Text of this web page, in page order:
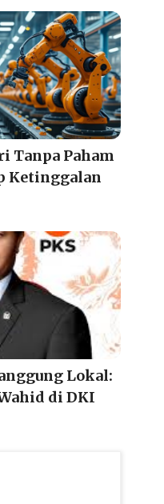
Tanpa Paham
Ketinggalan
Lokal:
di DKI